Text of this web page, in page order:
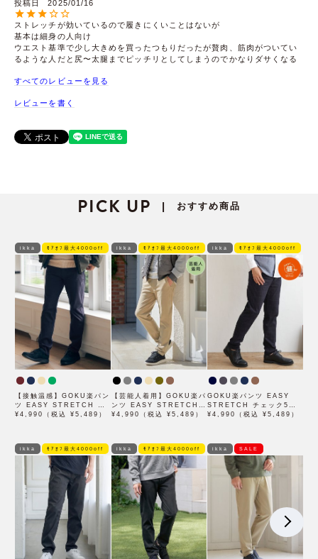
投稿日 2025/01/16
ストレッチが効いているので履きにくいことはないが
基本は細身の人向け
ウエスト基準で少し大きめを買ったつもりだったが贅肉、筋肉がついてい
るような人だと尻〜太腿までピッチリとしてしまうのでかなりダサくなる
すべてのレビューを見る
レビューを書く
PICK UP | おすすめ商品
ikka ﾓｱｵﾌ最大4000off
【接触温感】GOKU楽パン
ツ EASY STRETCH 起
毛5ポケット
¥4,990（税込 ¥5,489）
ikka ﾓｱｵﾌ最大4000off
【芸能人着用】GOKU楽パ
ンツ EASY STRETCH
起毛5ポケット
¥4,990（税込 ¥5,489）
ikka ﾓｱｵﾌ最大4000off
GOKU楽パンツ EASY
STRETCH チェック5ポ
ケット
¥4,990（税込 ¥5,489）
ikka ﾓｱｵﾌ最大4000off ikka ﾓｱｵﾌ最大4000off ikka SALE